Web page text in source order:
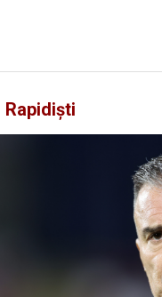
Rapidiști